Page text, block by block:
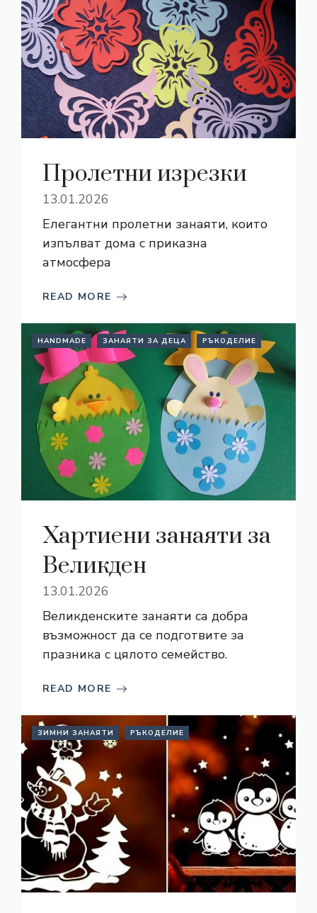
Пролетни изрезки
13.01.2026
Елегантни пролетни занаяти, които
изпълват дома с приказна
атмосфера
READ MORE
HANDMADE ЗАНАЯТИ ЗА ДЕЦА РЪКОДЕЛИЕ
Хартиени занаяти за
Великден
13.01.2026
Великденските занаяти са добра
възможност да се подготвите за
празника с цялото семейство.
READ MORE
ЗИМНИ ЗАНАЯТИ РЪКОДЕЛИЕ